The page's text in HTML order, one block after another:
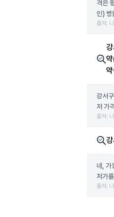
격은
인)
출처:
강서
저 가
출처:
네, 가
저가
출처: